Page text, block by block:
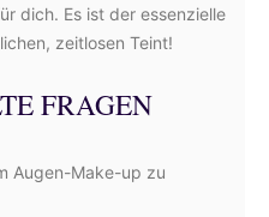
dich. Es ist der essenzielle
zeitlosen Teint!
FRAGEN
Augen-Make-up zu